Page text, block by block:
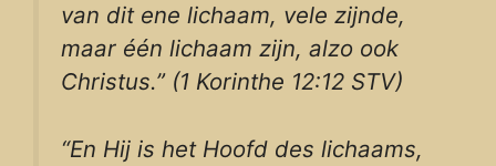
van dit ene lichaam, vele zijnde,
maar één lichaam zijn, alzo ook
Christus.” (1 Korinthe 12:12 STV)
“En Hij is het Hoofd des lichaams,